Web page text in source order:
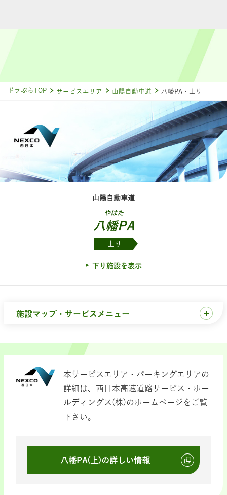
ドラぷらTOP サービスエリア 山陽自動車道 八幡PA・上り
山陽自動車道
やはた
八幡PA
上り
下り施設を表示
施設マップ・サービスメニュー
本サービスエリア・パーキングエリアの
詳細は、西日本高速道路サービス・ホー
ルディングス(株)のホームページをご覧
下さい。
八幡PA(上)の詳しい情報